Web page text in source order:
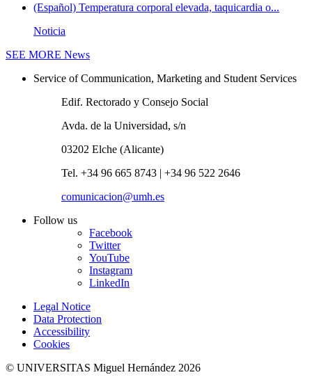
(Español) Temperatura corporal elevada, taquicardia o...
Noticia
SEE MORE News
Service of Communication, Marketing and Student Services
Edif. Rectorado y Consejo Social
Avda. de la Universidad, s/n
03202 Elche (Alicante)
Tel. +34 96 665 8743 | +34 96 522 2646
comunicacion@umh.es
Follow us
Facebook
Twitter
YouTube
Instagram
LinkedIn
Legal Notice
Data Protection
Accessibility
Cookies
© UNIVERSITAS Miguel Hernández 2026